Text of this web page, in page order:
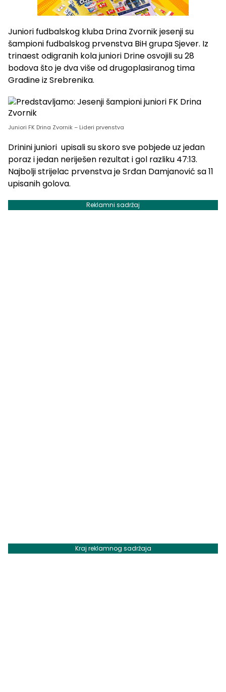
Juniori fudbalskog kluba Drina Zvornik jesenji su
šampioni fudbalskog prvenstva BiH grupa Sjever. Iz
trinaest odigranih kola juniori Drine osvojili su 28
bodova što je dva više od drugoplasiranog tima
Gradine iz Srebrenika.
Juniori FK Drina Zvornik – Lideri prvenstva
Drinini juniori upisali su skoro sve pobjede uz jedan
poraz i jedan neriješen rezultat i gol razliku 47:13.
Najbolji strijelac prvenstva je Srđan Damjanović sa 11
upisanih golova.
Reklamni sadržaj
Kraj reklamnog sadržaja